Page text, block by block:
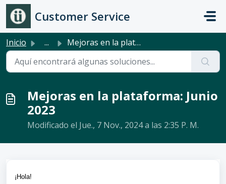
Ir al contenido principal
Customer Service
Inicio ... Mejoras en la plataforma: Junio 2023
Mejoras en la plataforma: Junio
2023
Modificado el Jue., 7 Nov., 2024 a las 2:35 P. M.
¡Hola!